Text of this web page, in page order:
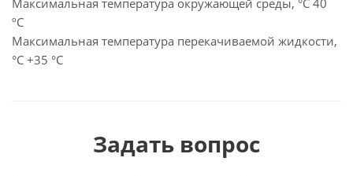
Максимальная температура окружающей среды, °C 40
ºС
Максимальная температура перекачиваемой жидкости,
°C +35 °С
Задать вопрос